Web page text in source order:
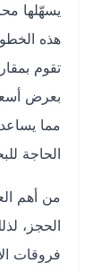
يسهّلها محرك
هذه الخطوات
تقوم بمقارنة
بعرض أسعار
مما يساعدك
الحاجة للبحث
من أهم
الحجز، لذلك
فروقات